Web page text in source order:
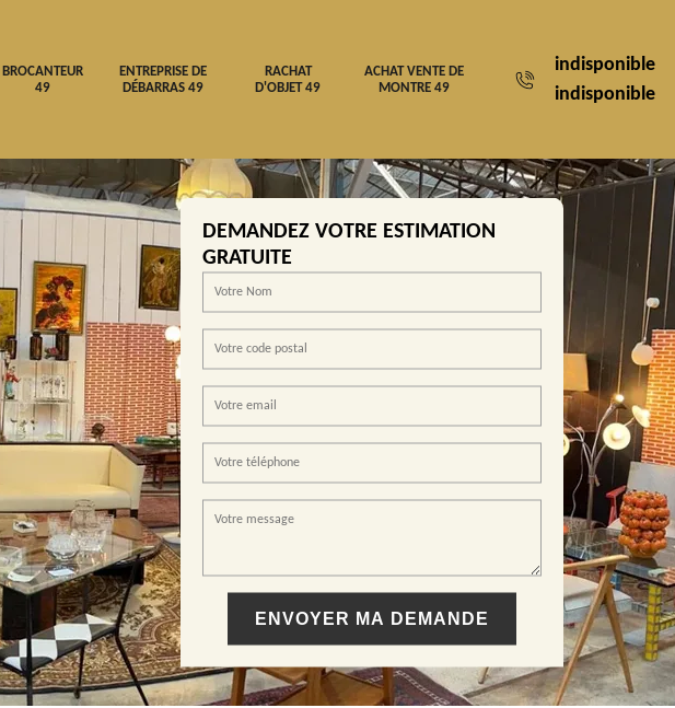
BROCANTEUR
49
ENTREPRISE DE
DÉBARRAS 49
RACHAT
D'OBJET 49
ACHAT VENTE DE
MONTRE 49
indisponible
indisponible
DEMANDEZ VOTRE ESTIMATION
GRATUITE